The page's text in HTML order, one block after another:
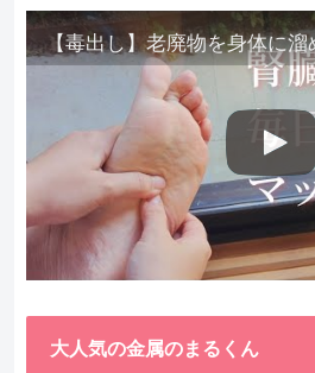
大人気の金属のまるくん